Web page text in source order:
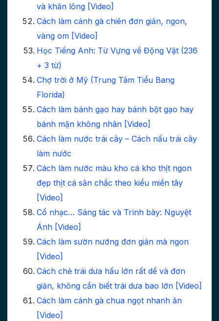
và khăn lông [Video]
Cách làm cánh gà chiên đơn giản, ngon,
vàng om [Video]
Học Tiếng Anh: Từ Vựng về Động Vật (236
+ 3 từ)
Chợ trời ở Mỹ (Trung Tâm Tiểu Bang
Florida)
Cách làm bánh gạo hay bánh bột gạo hay
bánh mặn không nhân [Video]
Cách làm nước trái cây – Cách nấu trái cây
làm nước
Cách làm nước màu kho cá kho thịt ngon
đẹp thịt cá săn chắc theo kiểu miền tây
[Video]
Cổ nhạc… Sáng tác và Trình bày: Nguyệt
Ánh [Video]
Cách làm sườn nướng đơn giản mà ngon
[Video]
Cách chẻ trái dưa hấu lớn rất dể và đơn
giản, không cần biết trái dưa bao lớn [Video]
Cách làm cánh gà chua ngọt nhanh ăn
[Video]